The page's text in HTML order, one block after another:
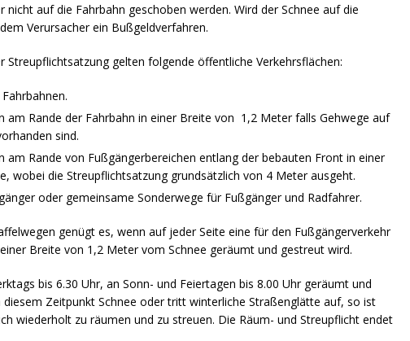
nicht auf die Fahrbahn geschoben werden. Wird der Schnee auf die
Verursacher ein Bußgeldverfahren.
Streupflichtsatzung gelten folgende öffentliche Verkehrsflächen:
am Rande der Fahrbahn in einer Breite von 1,2 Meter falls Gehwege auf
sind.
am Rande von Fußgängerbereichen entlang der bebauten Front in einer
wobei die Streupflichtsatzung grundsätzlich von 4 Meter ausgeht.
oder gemeinsame Sonderwege für Fußgänger und Radfahrer.
genügt es, wenn auf jeder Seite eine für den Fußgängerverkehr
Breite von 1,2 Meter vom Schnee geräumt und gestreut wird.
bis 6.30 Uhr, an Sonn- und Feiertagen bis 8.00 Uhr geräumt und
diesem Zeitpunkt Schnee oder tritt winterliche Straßenglätte auf, so ist
wiederholt zu räumen und zu streuen. Die Räum- und Streupflicht endet